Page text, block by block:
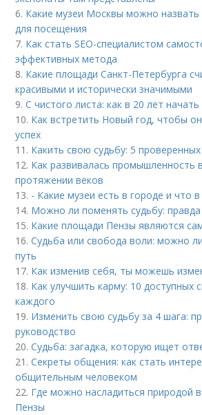
6. Какие музеи Москвы можно
для посещения
7. Как стать SEO-специалистом
эффективных метода
8. Какие площади Санкт-Петербурга
красивыми и исторически значимыми
9.С чистого листа: как в 20 лет
10. Как встретить Новый год, чтобы
успех
11. Какить свою судьбу: 5
12. Как развивалась промышленность
протяжении веков
13. - Какие музеи есть в городе и что
14. Можно ли поменять судьбу:
15. Какие площади Пензы являются
16.Судьба или свобода воли: можно
путь
17. Как изменив себя, ты можешь
18. Как улучшить карму: 10 доступных
каждого
19. Изменить свою судьбу за 4 шага:
руководство
20.Судьба: загадка, которую ищет
21.Секреты общения: как стать
общительным человеком
22. Где можно насладиться природой
Пензы